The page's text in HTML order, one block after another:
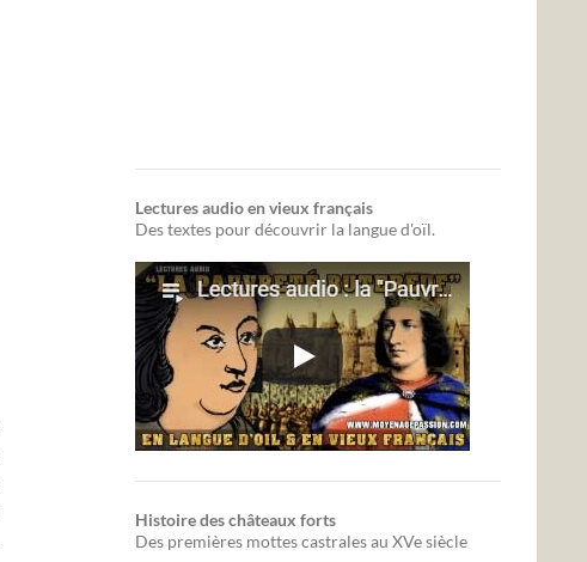
Lectures audio en vieux français
Des textes pour découvrir la langue d'oïl.
Histoire des châteaux forts
Des premières mottes castrales au XVe siècle